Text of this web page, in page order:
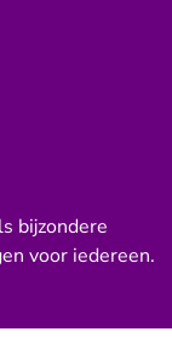
bijzondere
voor iedereen.